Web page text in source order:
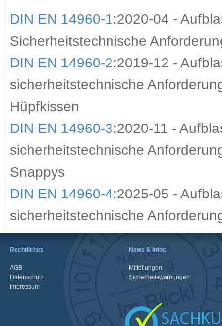
DIN EN 14960-1:2020-04 -
Sicherheitstechnische
DIN EN 14960-2:2019-12 -
sicherheitstechnische
Hüpfkissen
DIN EN 14960-3:2020-11 -
sicherheitstechnische
Snappys
DIN EN 14960-4:2025-05 -
sicherheitstechnische
Rechtliches
AGB
Datenschutz
Impressum
News & Infos
Mitteilungen
Sicherheitswarnungen